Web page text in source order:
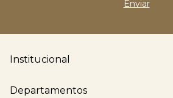
Institucional
Departamentos